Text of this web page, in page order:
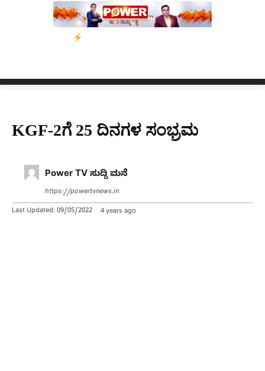
ನ್ಯೂಸ್ ಕಾರ್ಪ್‌ಗೆ ಎಐಯಿಂದ ಸಂಕಷ್ಟ: ಆಸ್ಟ್ರೇಲಿಯಾದಲ್ಲಿ ಚಂದಾದಾರಿಕೆ
KGF-2ಗೆ 25 ದಿನಗಳ ಸಂಭ್ರಮ
Power TV ಸುದ್ದಿ ಮನೆ
https://powertvnews.in
Last Updated: 09/05/2022 4 years ago